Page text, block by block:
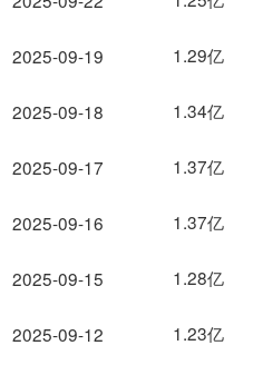
2025-09-19
2025-09-18
2025-09-17
2025-09-16
2025-09-15
2025-09-12
1.29亿
1.34亿
1.37亿
1.37亿
1.28亿
1.23亿